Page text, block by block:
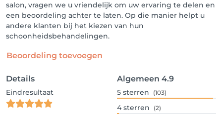
salon, vragen we u vriendelijk om uw ervaring te delen en
een beoordeling achter te laten. Op die manier helpt u
andere klanten bij het kiezen van hun
schoonheidsbehandelingen.
Beoordeling toevoegen
Details
Eindresultaat
Algemeen 4.9
5 sterren (103)
4 sterren (2)